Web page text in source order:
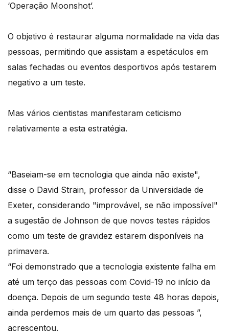
‘Operação Moonshot’.
O objetivo é restaurar alguma normalidade na vida das
pessoas, permitindo que assistam a espetáculos em
salas fechadas ou eventos desportivos após testarem
negativo a um teste.
Mas vários cientistas manifestaram ceticismo
relativamente a esta estratégia.
“Baseiam-se em tecnologia que ainda não existe",
disse o David Strain, professor da Universidade de
Exeter, considerando "improvável, se não impossível"
a sugestão de Johnson de que novos testes rápidos
como um teste de gravidez estarem disponíveis na
primavera.
“Foi demonstrado que a tecnologia existente falha em
até um terço das pessoas com Covid-19 no início da
doença. Depois de um segundo teste 48 horas depois,
ainda perdemos mais de um quarto das pessoas ”,
acrescentou.